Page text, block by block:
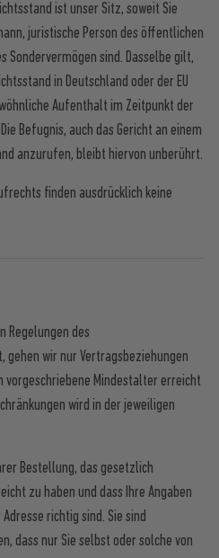
ist unser Sitz, soweit Sie
juristische Person des öffentlichen
sind. Dasselbe gilt,
in Deutschland oder der EU
Aufenthalt im Zeitpunkt der
Befugnis, auch das Gericht an einem
anzurufen, bleibt hiervon unberührt.
finden ausdrücklich keine
Regelungen des
wir nur Vertragsbeziehungen
vorgeschriebene Mindestalter erreicht
wird in der jeweiligen
Bestellung, das gesetzlich
zu haben und dass Ihre Angaben
richtig sind. Sie sind
dass nur Sie selbst oder solche von